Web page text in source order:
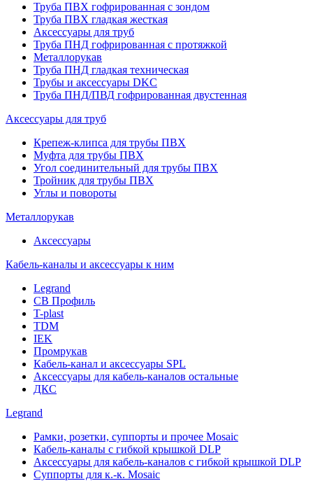
Труба ПВХ гофрированная с зондом
Труба ПВХ гладкая жесткая
Аксессуары для труб
Труба ПНД гофрированная с протяжкой
Металлорукав
Труба ПНД гладкая техническая
Трубы и аксессуары DKC
Труба ПНД/ПВД гофрированная двустенная
Аксессуары для труб
Крепеж-клипса для трубы ПВХ
Муфта для трубы ПВХ
Угол соединительный для трубы ПВХ
Тройник для трубы ПВХ
Углы и повороты
Металлорукав
Аксессуары
Кабель-каналы и аксессуары к ним
Legrand
СВ Профиль
T-plast
TDM
IEK
Промрукав
Кабель-канал и аксессуары SPL
Аксессуары для кабель-каналов остальные
ДКС
Legrand
Рамки, розетки, суппорты и прочее Mosaic
Кабель-каналы с гибкой крышкой DLP
Аксессуары для кабель-каналов с гибкой крышкой DLP
Суппорты для к.-к. Mosaic